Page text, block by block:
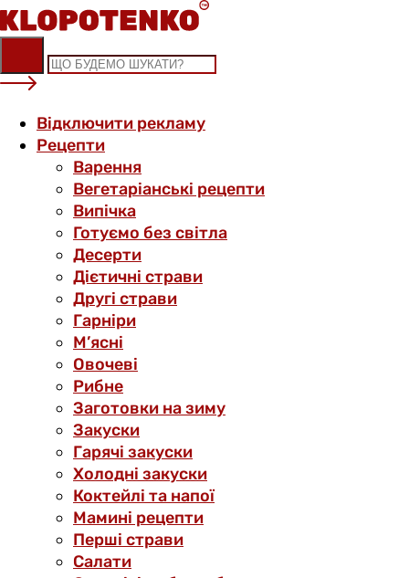
Skip
to
content
Відключити рекламу
Рецепти
Варення
Вегетаріанські рецепти
Випічка
Готуємо без світла
Десерти
Дієтичні страви
Другі страви
Гарніри
М’ясні
Овочеві
Рибне
Заготовки на зиму
Закуски
Гарячі закуски
Холодні закуски
Коктейлі та напої
Мамині рецепти
Перші страви
Салати